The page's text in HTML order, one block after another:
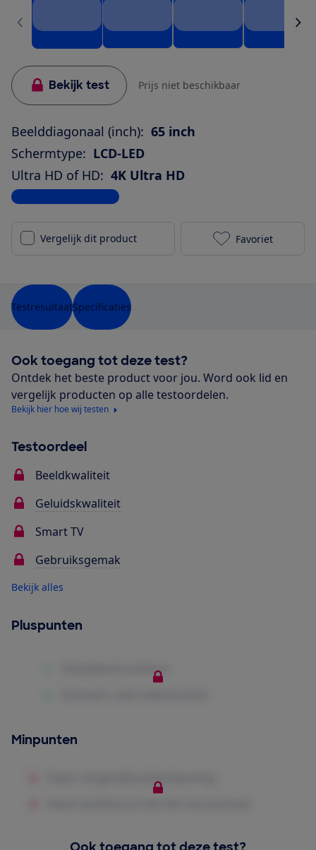
Bekijk test Prijs niet beschikbaar
Beelddiagonaal (inch): 65 inch
Schermtype: LCD-LED
Ultra HD of HD: 4K Ultra HD
Bekijk alle specificaties
Vergelijk dit product Philips
Favoriet
TestresultaatSpecificaties
Ook toegang tot deze test?
Ontdek het beste product voor jou. Word ook lid en
vergelijk producten op alle testoordelen.
Bekijk hier hoe wij testen
Testoordeel
Beeldkwaliteit
Geluidskwaliteit
Smart TV
Gebruiksgemak
Bekijk alles
Pluspunten
Minpunten